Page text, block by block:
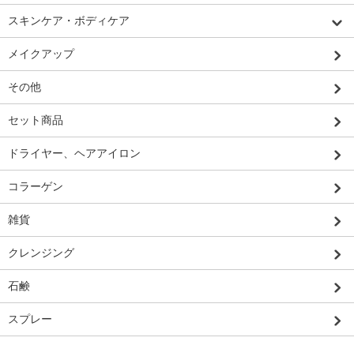
スキンケア・ボディケア
メイクアップ
その他
セット商品
ドライヤー、ヘアアイロン
コラーゲン
雑貨
クレンジング
石鹸
スプレー